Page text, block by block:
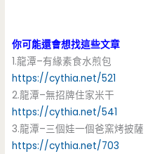
你可能還會想找這些文章
1.龍潭–有緣素食水煎包
https://cythia.net/521
2.龍潭–無招牌住家米干
https://cythia.net/541
3.龍潭–三個娃一個爸窯烤披薩
https://cythia.net/703